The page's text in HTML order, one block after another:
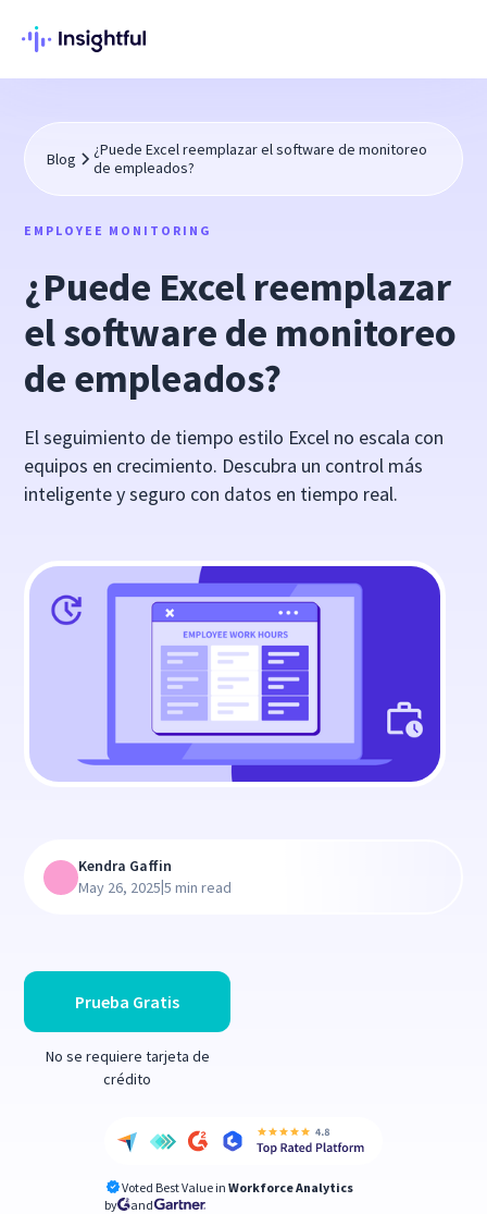
Blog
¿Puede Excel reemplazar el software de monitoreo
de empleados?
EMPLOYEE MONITORING
¿Puede Excel reemplazar
el software de monitoreo
de empleados?
El seguimiento de tiempo estilo Excel no escala con
equipos en crecimiento. Descubra un control más
inteligente y seguro con datos en tiempo real.
Prueba Gratis
No se requiere tarjeta de
crédito
Voted Best Value in Workforce Analytics
by
and
Kendra Gaffin
May 26, 2025|5 min read